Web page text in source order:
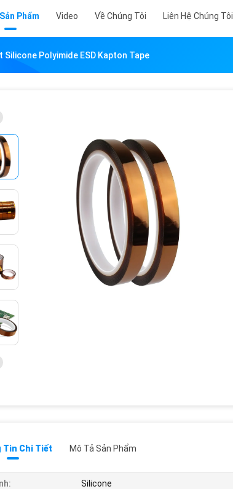
Phẩm Video Về Chúng Tôi Liên Hệ Chúng Tôi
Silicone Polyimide ESD Kapton Tape
Tin Chi Tiết Mô Tả Sản Phẩm
Silicone